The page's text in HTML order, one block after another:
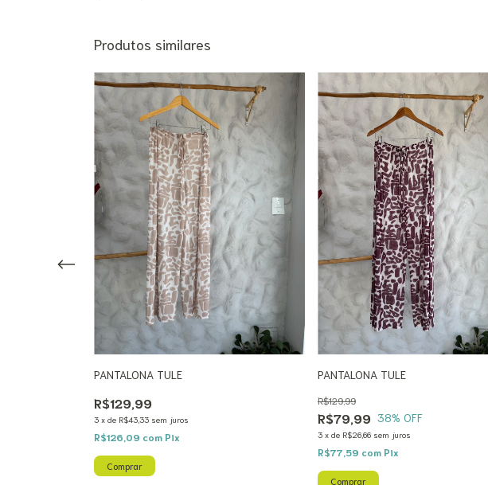
Produtos similares
PANTALONA TULE
R$129,99
3 x de R$43,33 sem juros
R$126,09 com Pix
Comprar
PANTALONA TULE
R$79,99
R$129,99
38% OFF
3 x de R$26,66 sem juros
R$77,59 com Pix
Comprar